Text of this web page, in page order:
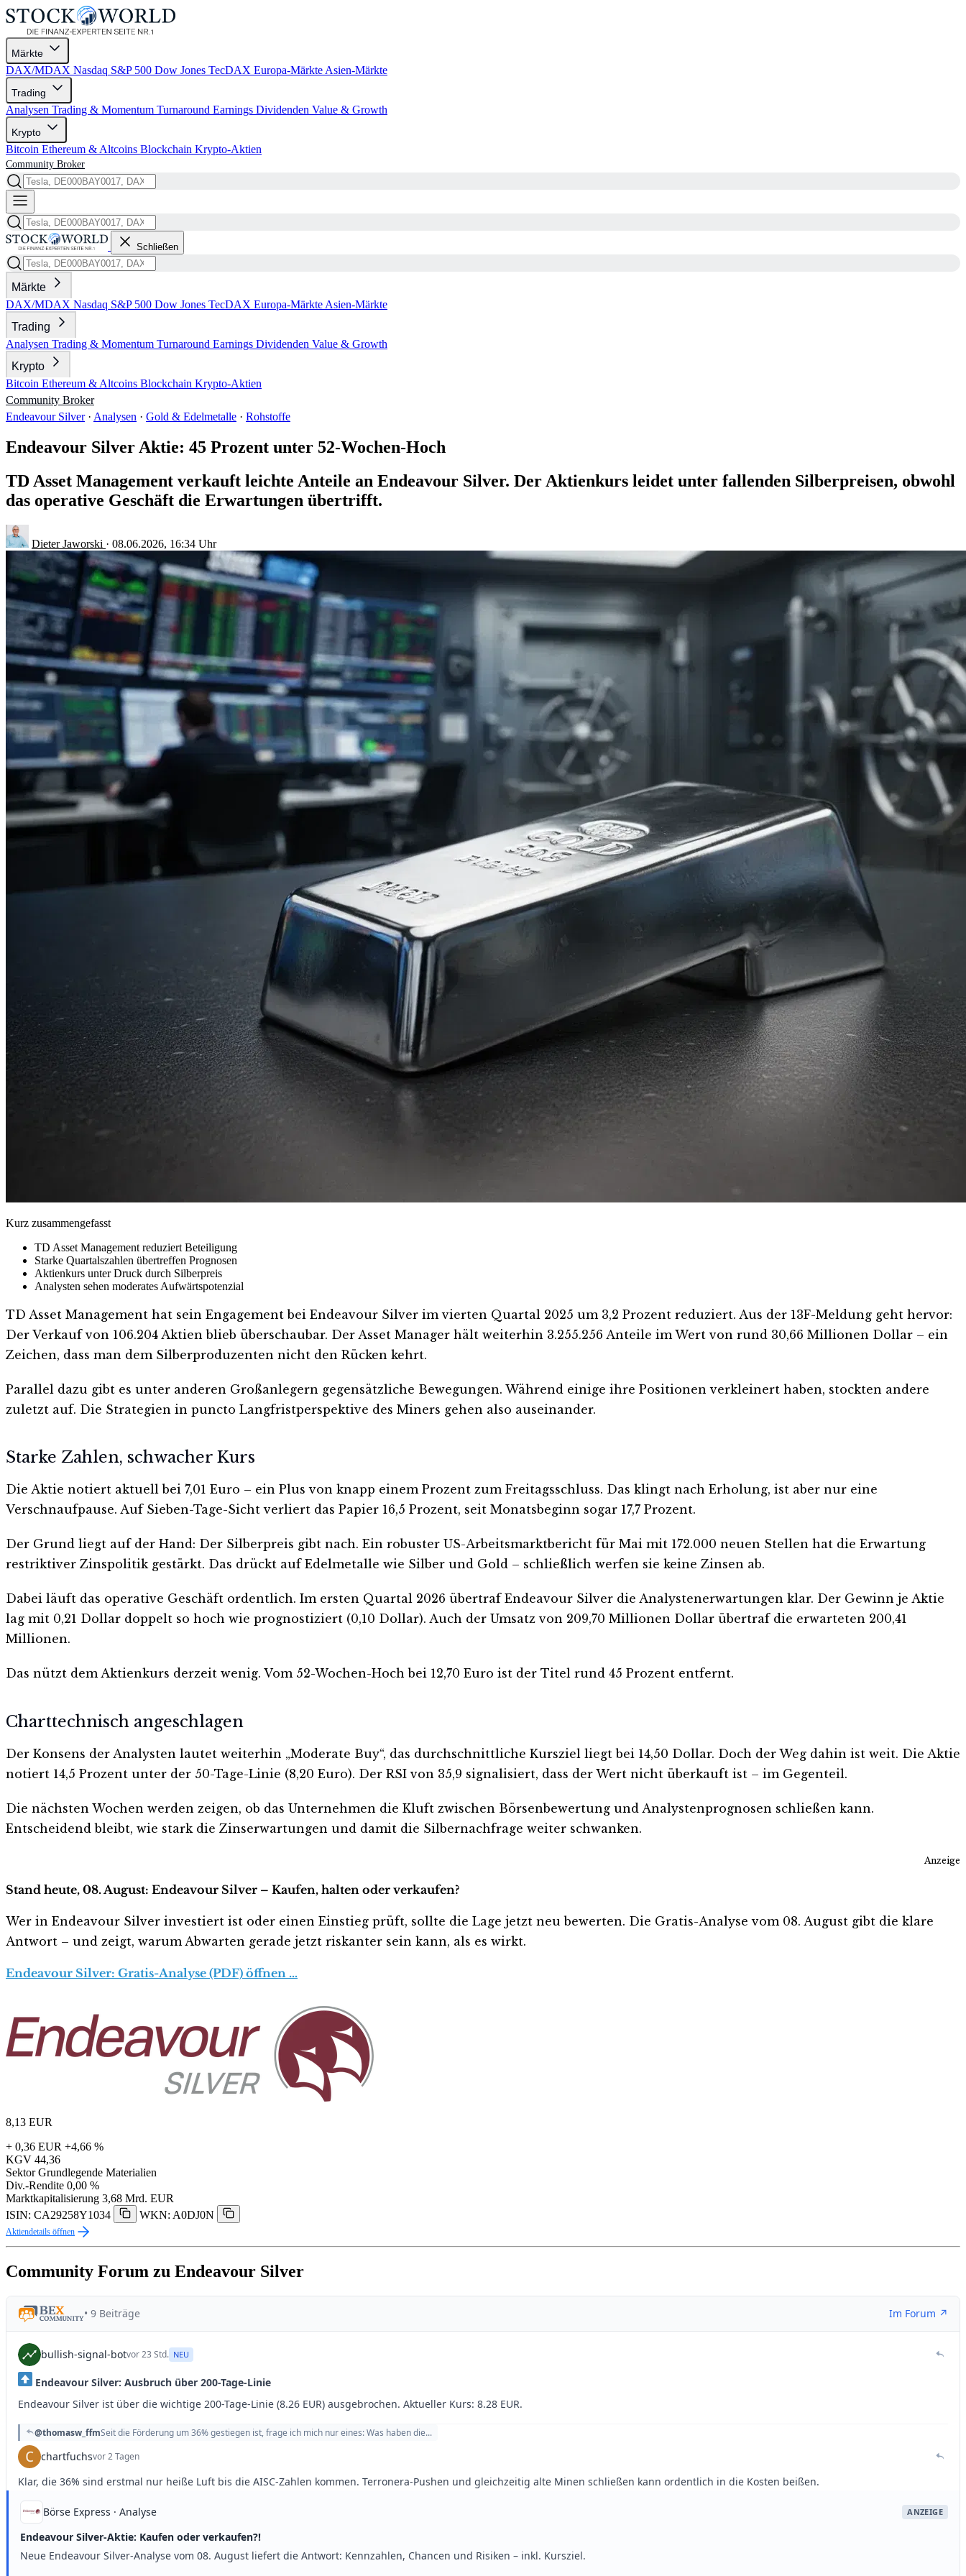
Märkte
DAX/MDAX Nasdaq S&P 500 Dow Jones TecDAX Europa-Märkte Asien-Märkte
Trading
Analysen Trading & Momentum Turnaround Earnings Dividenden Value & Growth
Krypto
Bitcoin Ethereum & Altcoins Blockchain Krypto-Aktien
Community Broker
Schließen
Märkte
DAX/MDAX Nasdaq S&P 500 Dow Jones TecDAX Europa-Märkte Asien-Märkte
Trading
Analysen Trading & Momentum Turnaround Earnings Dividenden Value & Growth
Krypto
Bitcoin Ethereum & Altcoins Blockchain Krypto-Aktien
Community Broker
Endeavour Silver · Analysen · Gold & Edelmetalle · Rohstoffe
Endeavour Silver Aktie: 45 Prozent unter 52-Wochen-Hoch
TD Asset Management verkauft leichte Anteile an Endeavour Silver. Der Aktienkurs leidet unter fallenden Silberpreisen, obwohl
das operative Geschäft die Erwartungen übertrifft.
Dieter Jaworski · 08.06.2026, 16:34 Uhr
Kurz zusammengefasst
TD Asset Management reduziert Beteiligung
Starke Quartalszahlen übertreffen Prognosen
Aktienkurs unter Druck durch Silberpreis
Analysten sehen moderates Aufwärtspotenzial
TD Asset Management hat sein Engagement bei Endeavour Silver im vierten Quartal 2025 um 3,2 Prozent reduziert. Aus der 13F-Meldung geht hervor:
Der Verkauf von 106.204 Aktien blieb überschaubar. Der Asset Manager hält weiterhin 3.255.256 Anteile im Wert von rund 30,66 Millionen Dollar – ein
Zeichen, dass man dem Silberproduzenten nicht den Rücken kehrt.
Parallel dazu gibt es unter anderen Großanlegern gegensätzliche Bewegungen. Während einige ihre Positionen verkleinert haben, stockten andere
zuletzt auf. Die Strategien in puncto Langfristperspektive des Miners gehen also auseinander.
Starke Zahlen, schwacher Kurs
Die Aktie notiert aktuell bei 7,01 Euro – ein Plus von knapp einem Prozent zum Freitagsschluss. Das klingt nach Erholung, ist aber nur eine
Verschnaufpause. Auf Sieben-Tage-Sicht verliert das Papier 16,5 Prozent, seit Monatsbeginn sogar 17,7 Prozent.
Der Grund liegt auf der Hand: Der Silberpreis gibt nach. Ein robuster US-Arbeitsmarktbericht für Mai mit 172.000 neuen Stellen hat die Erwartung
restriktiver Zinspolitik gestärkt. Das drückt auf Edelmetalle wie Silber und Gold – schließlich werfen sie keine Zinsen ab.
Dabei läuft das operative Geschäft ordentlich. Im ersten Quartal 2026 übertraf Endeavour Silver die Analystenerwartungen klar. Der Gewinn je Aktie
lag mit 0,21 Dollar doppelt so hoch wie prognostiziert (0,10 Dollar). Auch der Umsatz von 209,70 Millionen Dollar übertraf die erwarteten 200,41
Millionen.
Das nützt dem Aktienkurs derzeit wenig. Vom 52-Wochen-Hoch bei 12,70 Euro ist der Titel rund 45 Prozent entfernt.
Charttechnisch angeschlagen
Der Konsens der Analysten lautet weiterhin „Moderate Buy“, das durchschnittliche Kursziel liegt bei 14,50 Dollar. Doch der Weg dahin ist weit. Die Aktie
notiert 14,5 Prozent unter der 50-Tage-Linie (8,20 Euro). Der RSI von 35,9 signalisiert, dass der Wert nicht überkauft ist – im Gegenteil.
Die nächsten Wochen werden zeigen, ob das Unternehmen die Kluft zwischen Börsenbewertung und Analystenprognosen schließen kann.
Entscheidend bleibt, wie stark die Zinserwartungen und damit die Silbernachfrage weiter schwanken.
Anzeige
Stand heute, 08. August: Endeavour Silver – Kaufen, halten oder verkaufen?
Wer in Endeavour Silver investiert ist oder einen Einstieg prüft, sollte die Lage jetzt neu bewerten. Die Gratis-Analyse vom 08. August gibt die klare
Antwort – und zeigt, warum Abwarten gerade jetzt riskanter sein kann, als es wirkt.
Endeavour Silver: Gratis-Analyse (PDF) öffnen …
8,13 EUR
+ 0,36 EUR +4,66 %
KGV 44,36
Sektor Grundlegende Materialien
Div.-Rendite 0,00 %
Marktkapitalisierung 3,68 Mrd. EUR
ISIN: CA29258Y1034
WKN: A0DJ0N
Aktiendetails öffnen
Community Forum zu Endeavour Silver